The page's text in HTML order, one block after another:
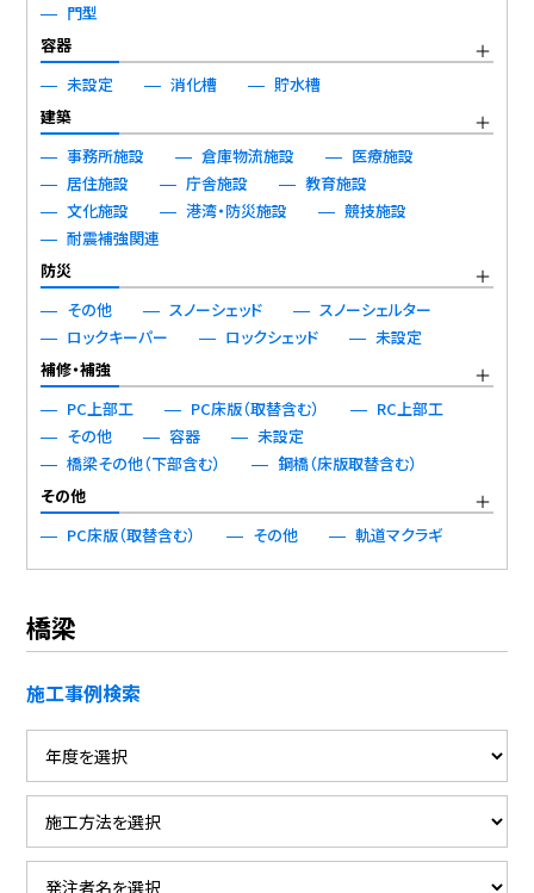
門型
容器
未設定
消化槽
貯水槽
建築
事務所施設
倉庫物流施設
医療施設
居住施設
庁舎施設
教育施設
文化施設
港湾・防災施設
競技施設
耐震補強関連
防災
その他
スノーシェッド
スノーシェルター
ロックキーパー
ロックシェッド
未設定
補修・補強
PC上部工
PC床版（取替含む）
RC上部工
その他
容器
未設定
橋梁その他（下部含む）
鋼橋（床版取替含む）
その他
PC床版（取替含む）
その他 軌道マクラギ
橋梁
施工事例検索